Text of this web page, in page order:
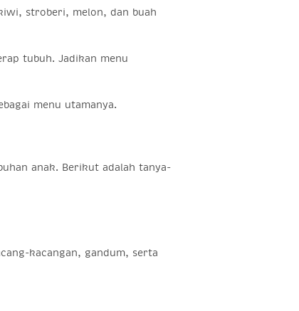
stroberi, melon, dan buah
tubuh. Jadikan menu
menu utamanya.
anak. Berikut adalah tanya-
kacangan, gandum, serta